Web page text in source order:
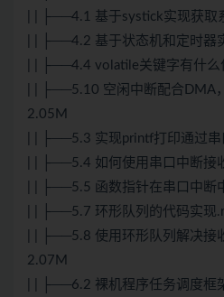
| | ├──4.1 基于systick实现获取
| | ├──4.2 基于状态机和定时器
| | ├──4.4 volatile关键字有什么
| | ├──5.10 空闲中断配合DMA
2.05M
| | ├──5.3 实现printf打印通过串
| | ├──5.4 如何使用串口中断接
| | ├──5.5 函数指针在串口中断
| | ├──5.7 环形队列的代码实现
| | ├──5.8 使用环形队列解决接
2.07M
| | ├──6.2 裸机程序任务调度框